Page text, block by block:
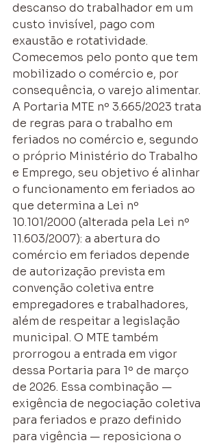
descanso do trabalhador em um
custo invisível, pago com
exaustão e rotatividade.
Comecemos pelo ponto que tem
mobilizado o comércio e, por
consequência, o varejo alimentar.
A Portaria MTE nº 3.665/2023 trata
de regras para o trabalho em
feriados no comércio e, segundo
o próprio Ministério do Trabalho
e Emprego, seu objetivo é alinhar
o funcionamento em feriados ao
que determina a Lei nº
10.101/2000 (alterada pela Lei nº
11.603/2007): a abertura do
comércio em feriados depende
de autorização prevista em
convenção coletiva entre
empregadores e trabalhadores,
além de respeitar a legislação
municipal. O MTE também
prorrogou a entrada em vigor
dessa Portaria para 1º de março
de 2026. Essa combinação —
exigência de negociação coletiva
para feriados e prazo definido
para vigência — reposiciona o